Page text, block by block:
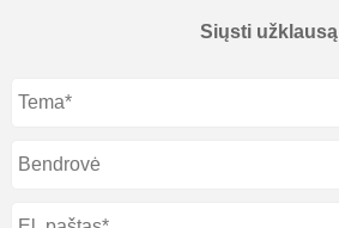
Siųsti užklausą